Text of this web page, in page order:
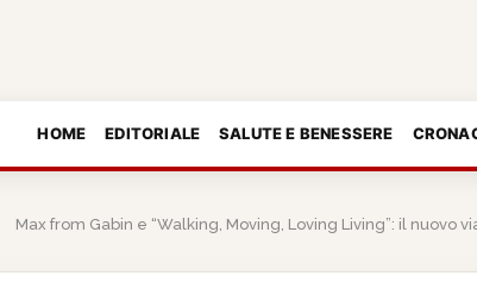
HOME EDITORIALE SALUTE E BENESSERE
Max from Gabin e “Walking, Moving, Loving Living”: il nuovo